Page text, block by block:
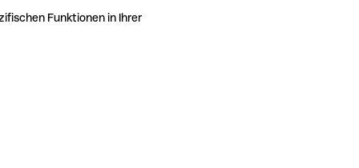
Funktionen in Ihrer